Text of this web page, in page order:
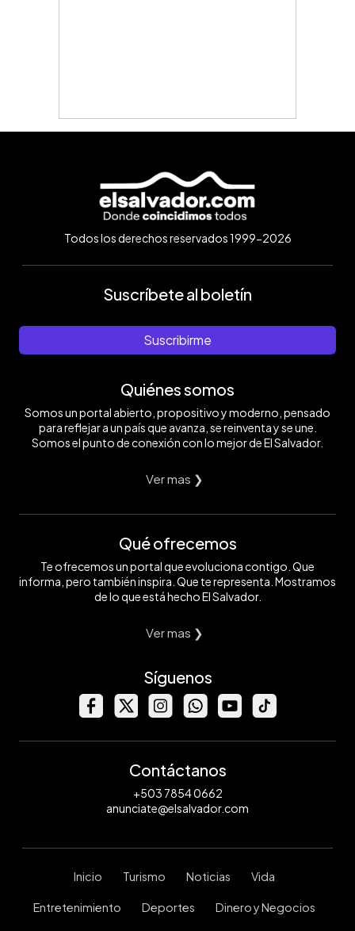
Todos los derechos reservados 1999-2026
Suscríbete al boletín
Suscribirme
Quiénes somos
Somos un portal abierto, propositivo y moderno, pensado
para reflejar a un país que avanza, se reinventa y se une.
Somos el punto de conexión con lo mejor de El Salvador.
Ver mas ❯
Qué ofrecemos
Te ofrecemos un portal que evoluciona contigo. Que
informa, pero también inspira. Que te representa. Mostramos
de lo que está hecho El Salvador.
Ver mas ❯
Síguenos
Contáctanos
+503 7854 0662
anunciate@elsalvador.com
Inicio Turismo Noticias Vida
Entretenimiento Deportes Dinero y Negocios